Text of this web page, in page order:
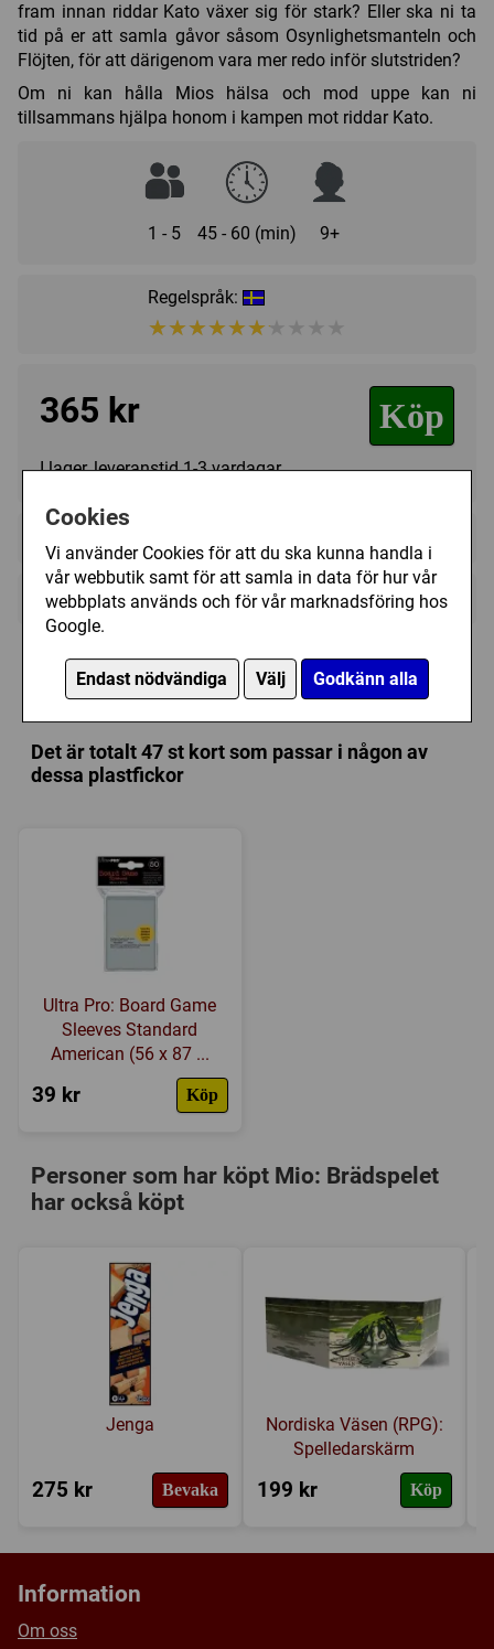
Cookies
Vi använder Cookies för att du ska kunna handla i
vår webbutik samt för att samla in data för hur vår
webbplats används och för vår marknadsföring hos
Google.
Endast nödvändiga Välj Godkänn alla
fram innan riddar Kato växer sig för stark? Eller ska ni ta
tid på er att samla gåvor såsom Osynlighetsmanteln och
Flöjten, för att därigenom vara mer redo inför slutstriden?
Om ni kan hålla Mios hälsa och mod uppe kan ni
tillsammans hjälpa honom i kampen mot riddar Kato.
1 - 5 45 - 60 (min) 9+
Regelspråk:
★★★★★★★★★★
★★★★★★★★★★
365 kr Köp
I lager, leveranstid 1-3 vardagar
Övrig information +
Speltyp:
Kategori:
Fantasy , Samarbete,Rollspel / Berättande
Tillverkare: Övriga
Försälj. rank:1761/18137
Plastfickor till Mio: Brädspelet
Det är totalt 47 st kort som passar i någon av
dessa plastfickor
Ultra Pro: Board Game
Sleeves Standard
American (56 x 87 ...
39 kr Köp
Personer som har köpt Mio: Brädspelet
har också köpt
Jenga
275 kr Bevaka
Nordiska Väsen (RPG):
Spelledarskärm
199 kr Köp
Information
Om oss